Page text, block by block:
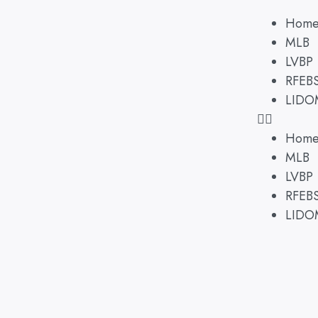
Home
MLB
LVBP
Home
MLB
LVBP